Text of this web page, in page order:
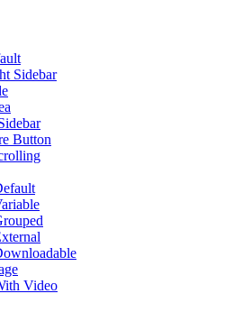
Sidebar
Button
Video